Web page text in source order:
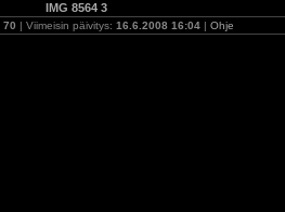
IMG 8564 3
70 | Viimeisin päivitys: 16.6.2008 16:04| Ohje